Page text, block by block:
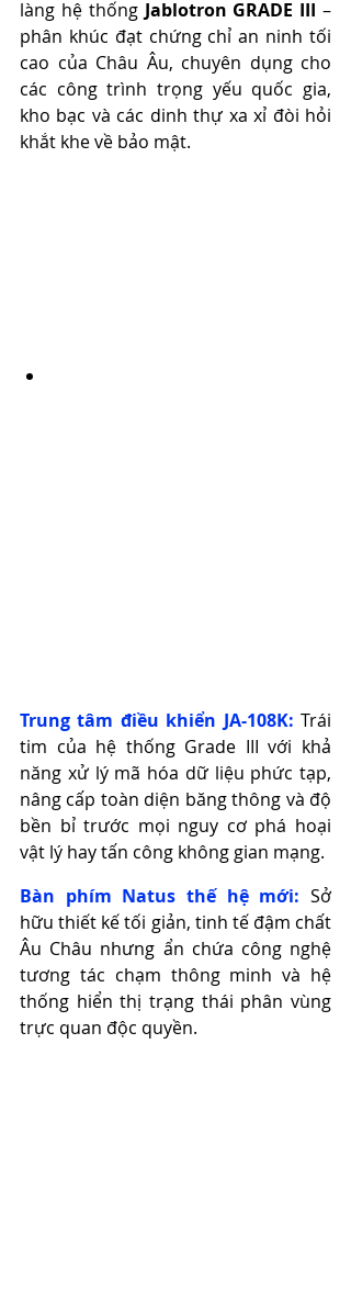
làng hệ thống Jablotron GRADE III –
phân khúc đạt chứng chỉ an ninh tối
cao của Châu Âu, chuyên dụng cho
các công trình trọng yếu quốc gia,
kho bạc và các dinh thự xa xỉ đòi hỏi
khắt khe về bảo mật.
Trung tâm điều khiển JA-108K: Trái
tim của hệ thống Grade III với khả
năng xử lý mã hóa dữ liệu phức tạp,
nâng cấp toàn diện băng thông và độ
bền bỉ trước mọi nguy cơ phá hoại
vật lý hay tấn công không gian mạng.
Bàn phím Natus thế hệ mới: Sở
hữu thiết kế tối giản, tinh tế đậm chất
Âu Châu nhưng ẩn chứa công nghệ
tương tác chạm thông minh và hệ
thống hiển thị trạng thái phân vùng
trực quan độc quyền.